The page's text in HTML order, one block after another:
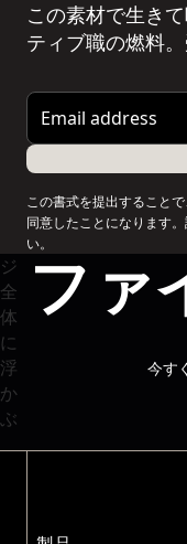
この素材で生き
ティブ職の燃料
Email address
この書式を提出すること
同意したことになります
い。ファ
今す